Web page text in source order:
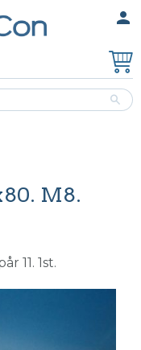
person
M8.
11. 1st.